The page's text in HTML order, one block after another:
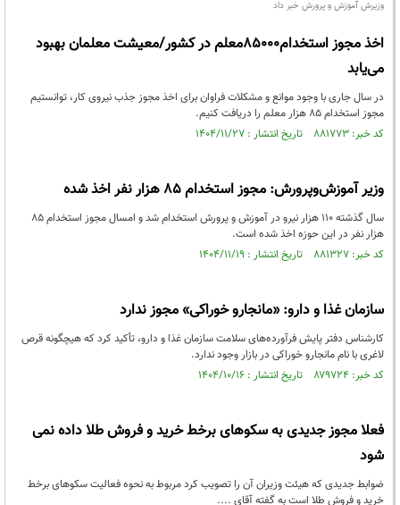
وزیرش آموزش و پرورش خبر داد
اخذ مجوز استخدام۸۵۰۰۰معلم در کشور/معیشت معلمان بهبود
می‌یابد
در سال جاری با وجود موانع و مشکلات فراوان برای اخذ مجوز جذب نیروی کار، توانستیم
مجوز استخدام ۸۵ هزار معلم را دریافت کنیم.
کد خبر: ۸۸۱۷۷۳ تاریخ انتشار : ۱۴۰۴/۱۱/۲۷
وزیر آموزش‌وپرورش: مجوز استخدام ۸۵ هزار نفر اخذ شده
سال گذشته ۱۱۰ هزار نیرو در آموزش و پرورش استخدام شد و امسال مجوز استخدام ۸۵
هزار نفر در این حوزه اخذ شده است.
کد خبر: ۸۸۱۳۲۷ تاریخ انتشار : ۱۴۰۴/۱۱/۱۹
سازمان غذا و دارو: «مانجارو خوراکی» مجوز ندارد
کارشناس دفتر پایش فرآورده‌های سلامت سازمان غذا و دارو، تأکید کرد که هیچگونه قرص
لاغری با نام مانجارو خوراکی در بازار وجود ندارد.
کد خبر: ۸۷۹۷۲۴ تاریخ انتشار : ۱۴۰۴/۱۰/۱۶
فعلا مجوز جدیدی به سکوهای برخط خرید و فروش طلا داده نمی
شود
ضوابط جدیدی که هیئت وزیران آن را تصویب کرد مربوط به نحوه فعالیت سکوهای برخط
خرید و فروش طلا است به گفته آقای ....